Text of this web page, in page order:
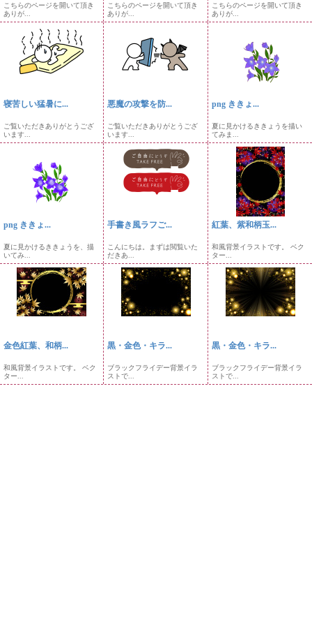
こちらのページを開いて頂き
ありが...
こちらのページを開いて頂き
ありが...
こちらのページを開いて頂き
ありが...
寝苦しい猛暑に...
ご覧いただきありがとうござ
います...
悪魔の攻撃を防...
ご覧いただきありがとうござ
います...
png ききょ...
夏に見かけるききょうを描い
てみま...
png ききょ...
夏に見かけるききょうを、描
いてみ...
手書き風ラフご...
こんにちは。まずは閲覧いた
だきあ...
紅葉、紫和柄玉...
和風背景イラストです。 ベク
ター...
金色紅葉、和柄...
和風背景イラストです。 ベク
ター...
黒・金色・キラ...
ブラックフライデー背景イラ
ストで...
黒・金色・キラ...
ブラックフライデー背景イラ
ストで...